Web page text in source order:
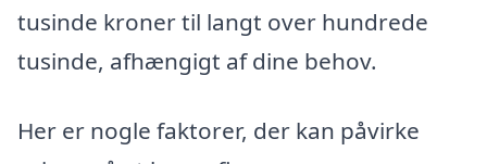
tusinde kroner til langt over hundrede
tusinde, afhængigt af dine behov.
Her er nogle faktorer, der kan påvirke